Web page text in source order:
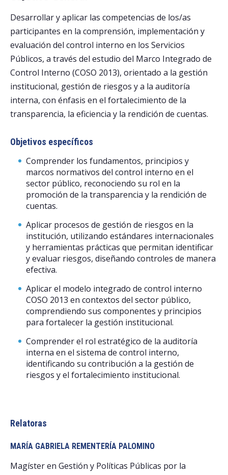
Desarrollar y aplicar las competencias de los/as
participantes en la comprensión, implementación y
evaluación del control interno en los Servicios
Públicos, a través del estudio del Marco Integrado de
Control Interno (COSO 2013), orientado a la gestión
institucional, gestión de riesgos y a la auditoría
interna, con énfasis en el fortalecimiento de la
transparencia, la eficiencia y la rendición de cuentas.
Objetivos específicos
Comprender los fundamentos, principios y
marcos normativos del control interno en el
sector público, reconociendo su rol en la
promoción de la transparencia y la rendición de
cuentas.
Aplicar procesos de gestión de riesgos en la
institución, utilizando estándares internacionales
y herramientas prácticas que permitan identificar
y evaluar riesgos, diseñando controles de manera
efectiva.
Aplicar el modelo integrado de control interno
COSO 2013 en contextos del sector público,
comprendiendo sus componentes y principios
para fortalecer la gestión institucional.
Comprender el rol estratégico de la auditoría
interna en el sistema de control interno,
identificando su contribución a la gestión de
riesgos y el fortalecimiento institucional.
Relatoras
MARÍA GABRIELA REMENTERÍA PALOMINO
Magíster en Gestión y Políticas Públicas por la